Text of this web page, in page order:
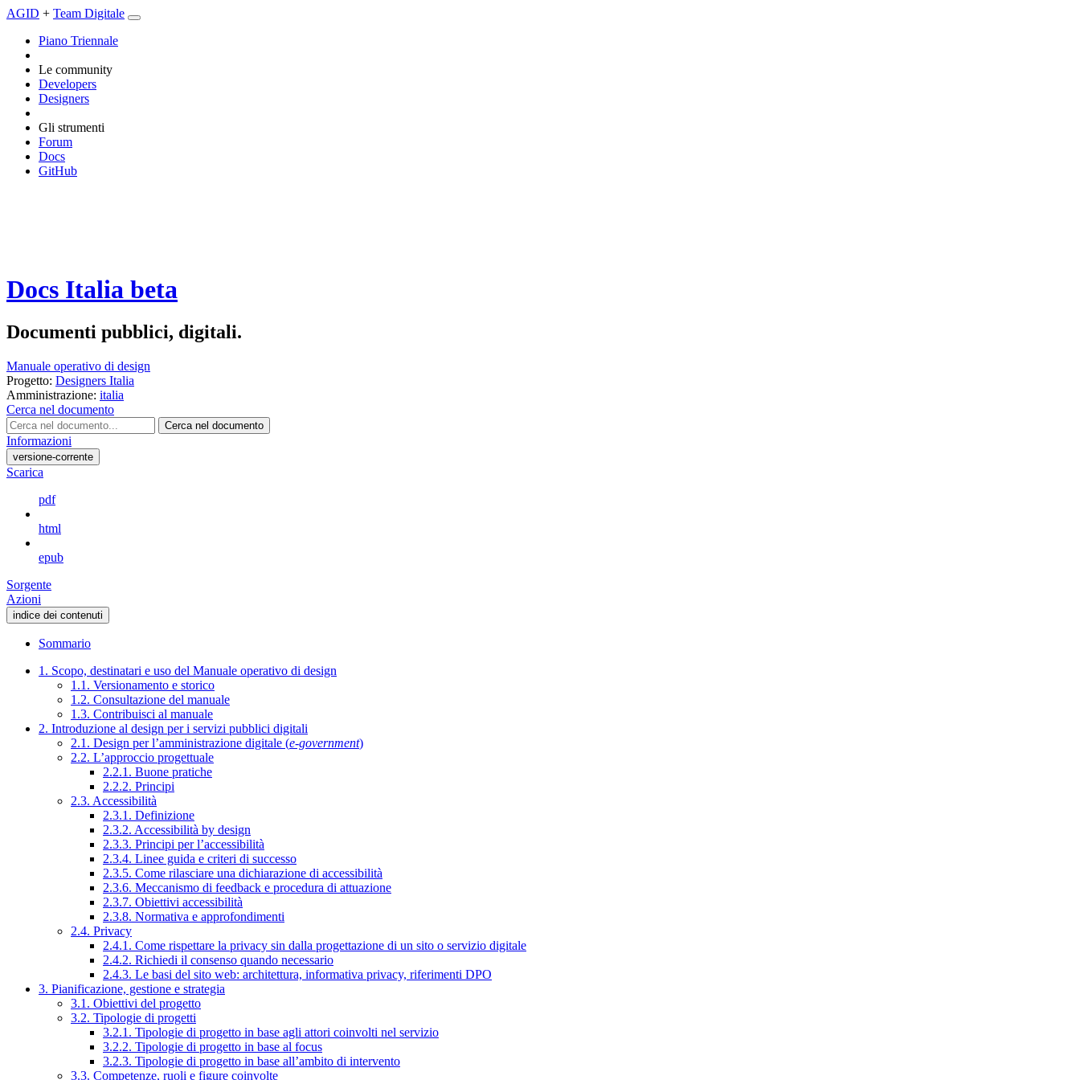
AGID + Team Digitale
Piano Triennale
Le community
Developers
Designers
Gli strumenti
Forum
Docs
GitHub
Docs Italia beta
Documenti pubblici, digitali.
Manuale operativo di design
Progetto: Designers Italia
Amministrazione: italia
Cerca nel documento
Cerca nel documento
Informazioni
versione-corrente
Scarica
pdf
html
epub
Sorgente
Azioni
indice dei contenuti
Sommario
1. Scopo, destinatari e uso del Manuale operativo di design
1.1. Versionamento e storico
1.2. Consultazione del manuale
1.3. Contribuisci al manuale
2. Introduzione al design per i servizi pubblici digitali
2.1. Design per l’amministrazione digitale (e-government)
2.2. L’approccio progettuale
2.2.1. Buone pratiche
2.2.2. Principi
2.3. Accessibilità
2.3.1. Definizione
2.3.2. Accessibilità by design
2.3.3. Principi per l’accessibilità
2.3.4. Linee guida e criteri di successo
2.3.5. Come rilasciare una dichiarazione di accessibilità
2.3.6. Meccanismo di feedback e procedura di attuazione
2.3.7. Obiettivi accessibilità
2.3.8. Normativa e approfondimenti
2.4. Privacy
2.4.1. Come rispettare la privacy sin dalla progettazione di un sito o servizio digitale
2.4.2. Richiedi il consenso quando necessario
2.4.3. Le basi del sito web: architettura, informativa privacy, riferimenti DPO
3. Pianificazione, gestione e strategia
3.1. Obiettivi del progetto
3.2. Tipologie di progetti
3.2.1. Tipologie di progetto in base agli attori coinvolti nel servizio
3.2.2. Tipologie di progetto in base al focus
3.2.3. Tipologie di progetto in base all’ambito di intervento
3.3. Competenze, ruoli e figure coinvolte